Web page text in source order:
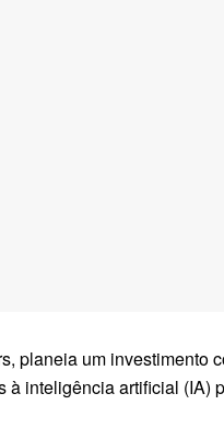
planeia um investimento
inteligência artificial (IA)